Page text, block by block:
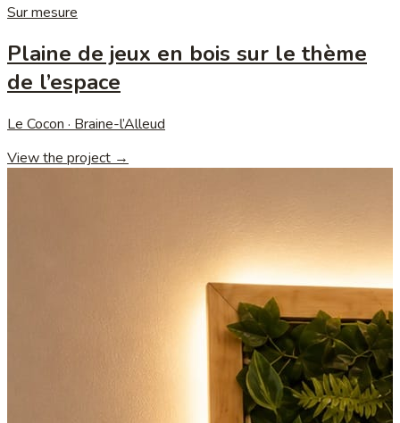
Sur mesure
Plaine de jeux en bois sur le thème
de l’espace
Le Cocon · Braine-l’Alleud
View the project →